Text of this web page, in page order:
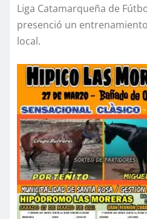
Liga Catamarqueña de
presenció un
local.